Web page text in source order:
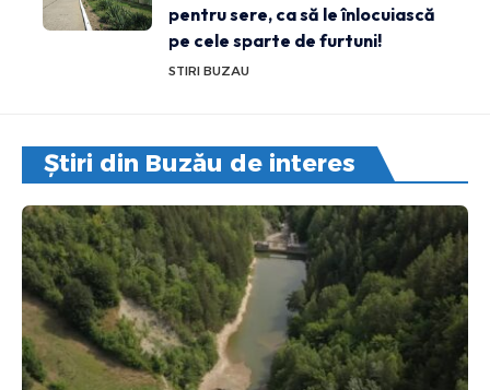
pentru sere, ca să le înlocuiască
pe cele sparte de furtuni!
STIRI BUZAU
Știri din Buzău de interes